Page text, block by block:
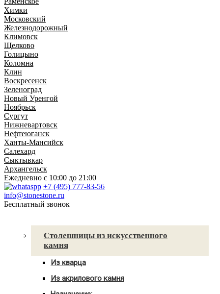
Химки
Московский
Железнодорожный
Климовск
Щелково
Голицыно
Коломна
Клин
Воскресенск
Зеленоград
Новый Уренгой
Ноябрьск
Сургут
Нижневартовск
Нефтеюганск
Ханты-Мансийск
Салехард
Сыктывкар
Архангельск
Ежедневно с 10:00 до 21:00
+7 (495) 777-83-56
info@stonestone.ru
Бесплатный звонок
Столешницы из искусственного
камня
Из кварца
Для ванны
С мойкой
Из акрилового камня